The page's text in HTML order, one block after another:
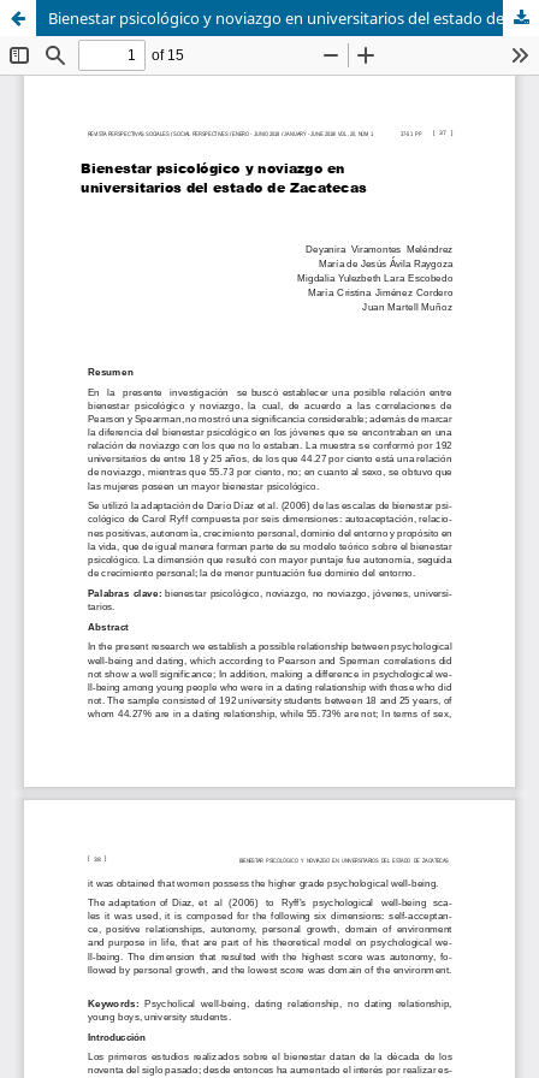
Bienestar psicológico y noviazgo en universitarios del estado de Zacatecas